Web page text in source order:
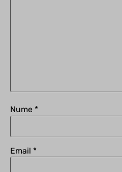
Nume *
Email *